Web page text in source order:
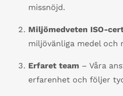
missnöjd.
Miljömedveten ISO-
miljövänliga medel och
Erfaret team – Våra
erfarenhet och följer